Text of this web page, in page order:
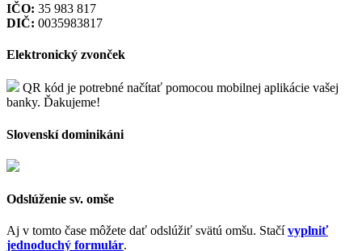
IČO: 35 983 817
DIČ: 0035983817
Elektronický zvonček
QR kód je potrebné načítať pomocou mobilnej aplikácie vašej
banky. Ďakujeme!
Slovenskí dominikáni
Odslúženie sv. omše
Aj v tomto čase môžete dať odslúžiť svätú omšu. Stačívyplniť
jednoduchý formulár.